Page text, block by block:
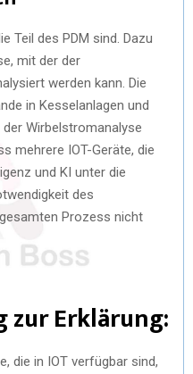
Teil des PDM sind. Dazu
mit der der
werden kann. Die
in Kesselanlagen und
Wirbelstromanalyse
mehrere IOT-Geräte, die
und KI unter die
des
Prozess nicht
zur Erklärung:
die in IOT verfügbar sind,